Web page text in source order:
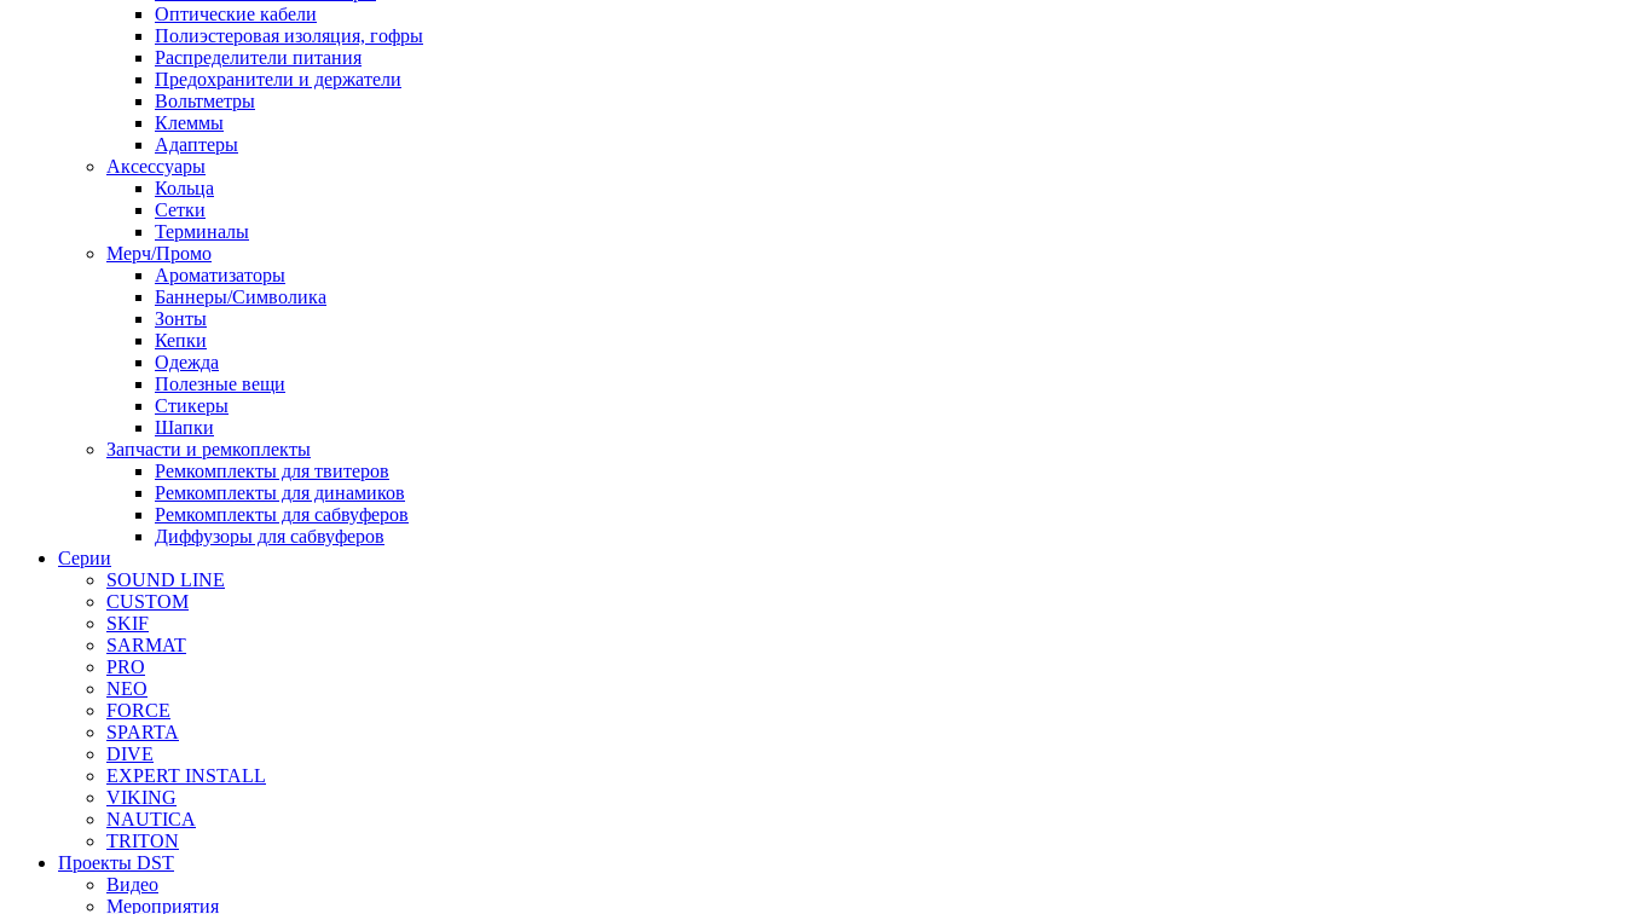
Оптические кабели
Полиэстеровая изоляция, гофры
Распределители питания
Предохранители и держатели
Вольтметры
Клеммы
Адаптеры
Аксессуары
Кольца
Сетки
Терминалы
Мерч/Промо
Ароматизаторы
Баннеры/Символика
Зонты
Кепки
Одежда
Полезные вещи
Стикеры
Шапки
Запчасти и ремкоплекты
Ремкомплекты для твитеров
Ремкомплекты для динамиков
Ремкомплекты для сабвуферов
Диффузоры для сабвуферов
Серии
SOUND LINE
CUSTOM
SKIF
SARMAT
PRO
NEO
FORCE
SPARTA
DIVE
EXPERT INSTALL
VIKING
NAUTICA
TRITON
Проекты DST
Видео
Мероприятия